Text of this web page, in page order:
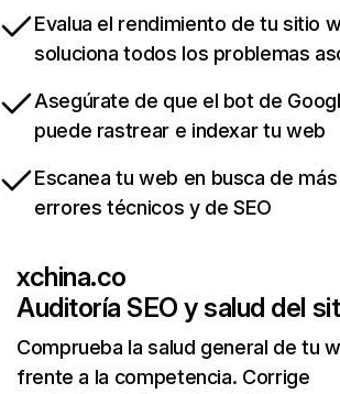
Evalua el rendimiento de tu sitio
soluciona todos los problemas
Asegúrate de que el bot de
puede rastrear e indexar tu web
Escanea tu web en busca de
errores técnicos y de SEO
xchina.co
Auditoría SEO y salud del
Comprueba la salud general de tu
frente a la competencia. Corrige